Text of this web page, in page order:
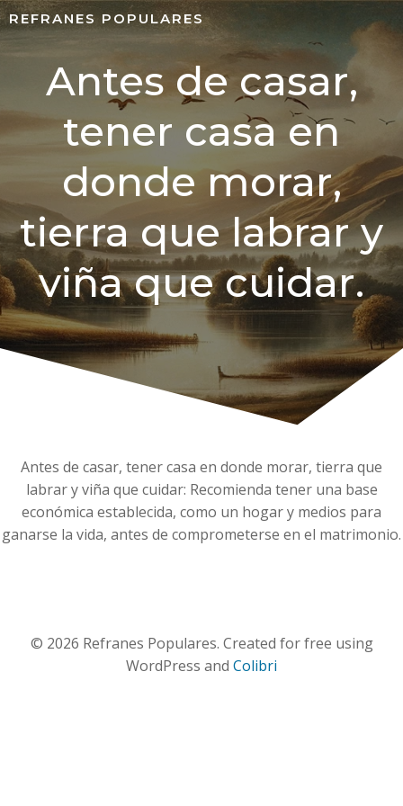
REFRANES POPULARES
Antes de casar,
tener casa en
donde morar,
tierra que labrar y
viña que cuidar.
Antes de casar, tener casa en donde morar, tierra que
labrar y viña que cuidar: Recomienda tener una base
económica establecida, como un hogar y medios para
ganarse la vida, antes de comprometerse en el matrimonio.
© 2026 Refranes Populares. Created for free using
WordPress and Colibri